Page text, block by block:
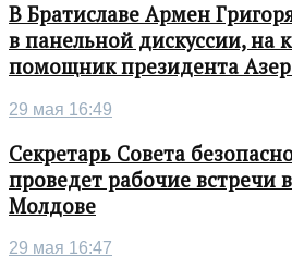
В Братиславе Армен
в панельной дискуссии, на
помощник президента
29 мая 16:49
Секретарь Совета
проведет рабочие встречи
Молдове
29 мая 16:47